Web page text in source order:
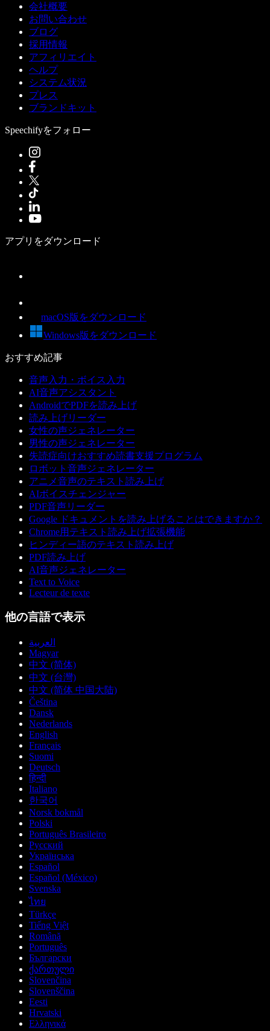
会社概要
お問い合わせ
ブログ
採用情報
アフィリエイト
ヘルプ
システム状況
プレス
ブランドキット
Speechifyをフォロー
アプリをダウンロード
macOS版をダウンロード
Windows版をダウンロード
おすすめ記事
音声入力・ボイス入力
AI音声アシスタント
AndroidでPDFを読み上げ
読み上げリーダー
女性の声ジェネレーター
男性の声ジェネレーター
失読症向けおすすめ読書支援プログラム
ロボット音声ジェネレーター
アニメ音声のテキスト読み上げ
AIボイスチェンジャー
PDF音声リーダー
Google ドキュメントを読み上げることはできますか？
Chrome用テキスト読み上げ拡張機能
ヒンディー語のテキスト読み上げ
PDF読み上げ
AI音声ジェネレーター
Text to Voice
Lecteur de texte
他の言語で表示
العربية
Magyar
中文 (简体)
中文 (台灣)
中文 (简体 中国大陆)
Čeština
Dansk
Nederlands
English
Français
Suomi
Deutsch
हिन्दी
Italiano
한국어
Norsk bokmål
Polski
Português Brasileiro
Русский
Українська
Español
Español (México)
Svenska
ไทย
Türkçe
Tiếng Việt
Română
Português
Български
ქართული
Slovenčina
Slovenščina
Eesti
Hrvatski
Ελληνικά